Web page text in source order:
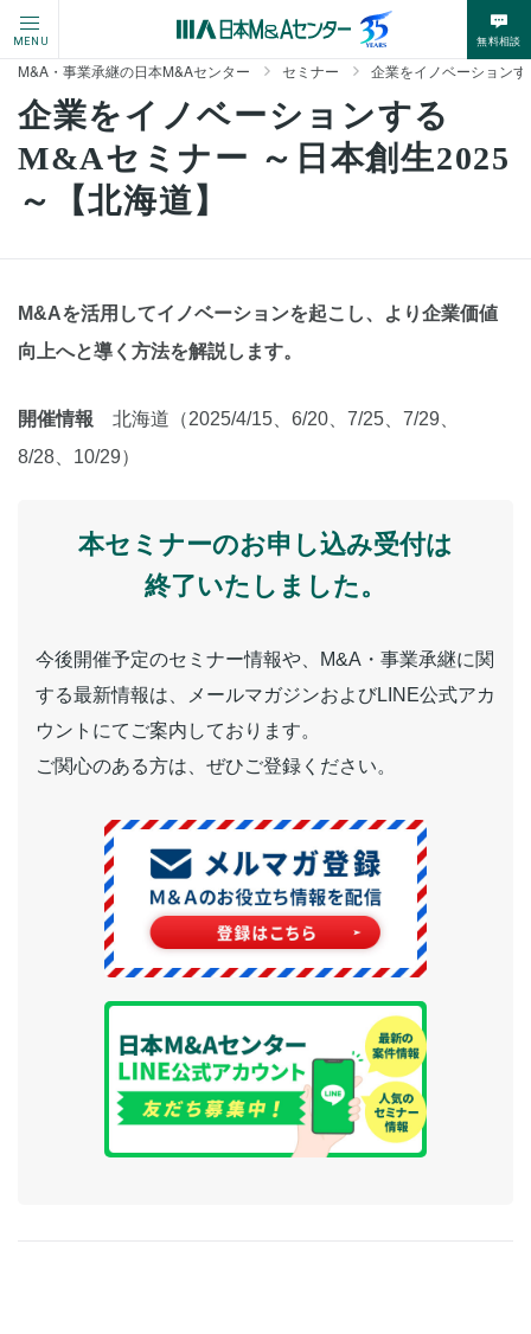
MENU 無料相談
M&A・事業承継の日本M&Aセンター セミナー 企業をイノベーション
企業をイノベーションする
M&Aセミナー ～日本創生2025
～【北海道】
M&Aを活用してイノベーションを起こし、より企業価値
向上へと導く方法を解説します。
開催情報 北海道（2025/4/15、6/20、7/25、7/29、
8/28、10/29）
本セミナーのお申し込み受付は
終了いたしました。
今後開催予定のセミナー情報や、M&A・事業承継に関
する最新情報は、メールマガジンおよびLINE公式アカ
ウントにてご案内しております。
ご関心のある方は、ぜひご登録ください。